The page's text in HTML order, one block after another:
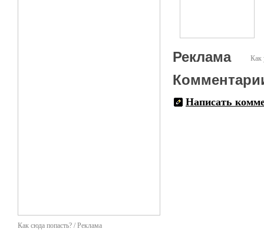
Как сюда попасть? / Реклама
Как
Реклама
Написать